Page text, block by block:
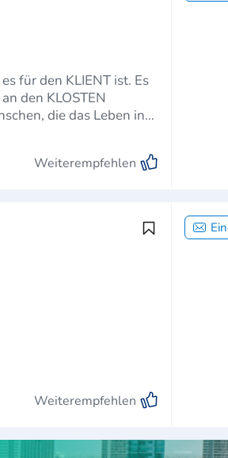
für den KLIENT ist. Es
den KLOSTEN
die das Leben in
Weiterempfehlen
Weiterempfehlen